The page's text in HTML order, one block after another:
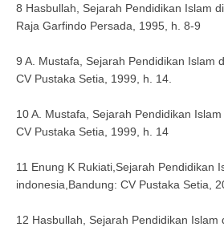
8 Hasbullah, Sejarah Pendidikan Islam
Raja Garfindo Persada, 1995, h. 8-9
9 A. Mustafa, Sejarah Pendidikan Islam
CV Pustaka Setia, 1999, h. 14.
10 A. Mustafa, Sejarah Pendidikan
CV Pustaka Setia, 1999, h. 14
11 Enung K Rukiati,Sejarah Pendidikan
indonesia,Bandung: CV Pustaka Setia,
12 Hasbullah, Sejarah Pendidikan Islam